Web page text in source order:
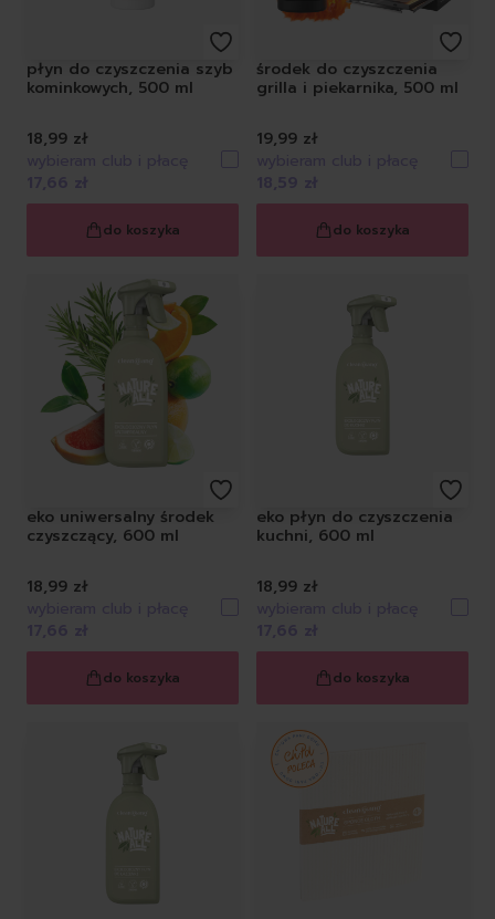
płyn do czyszczenia szyb
kominkowych, 500 ml
18,99 zł
do koszyka
środek do czyszczenia
grilla i piekarnika, 500 ml
19,99 zł
do koszyka
eko uniwersalny środek
czyszczący, 600 ml
18,99 zł
do koszyka
eko płyn do czyszczenia
kuchni, 600 ml
18,99 zł
do koszyka